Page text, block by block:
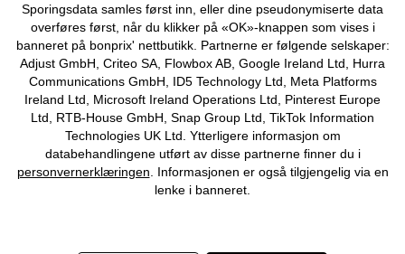
Sporingsdata samles først inn, eller dine pseudonymiserte data
overføres først, når du klikker på «OK»-knappen som vises i
banneret på bonprix' nettbutikk. Partnerne er følgende selskaper:
Adjust GmbH, Criteo SA, Flowbox AB, Google Ireland Ltd, Hurra
Communications GmbH, ID5 Technology Ltd, Meta Platforms
Ireland Ltd, Microsoft Ireland Operations Ltd, Pinterest Europe
Ltd, RTB-House GmbH, Snap Group Ltd, TikTok Information
Technologies UK Ltd. Ytterligere informasjon om
databehandlingene utført av disse partnerne finner du i
personvernerklæringen . Informasjonen er også tilgjengelig via en
lenke i banneret.